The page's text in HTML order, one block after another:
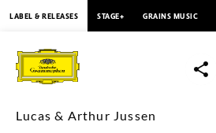
"Schafe
können
LABEL & RELEASES STAGE+ GRAINS MUSIC
Lucas & Arthur Jussen